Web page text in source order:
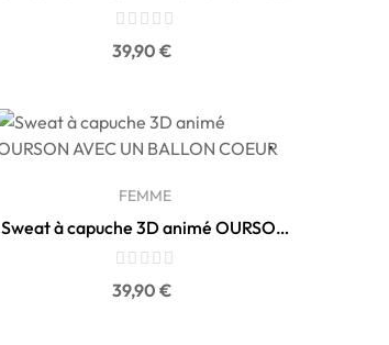
MAN
Prix
39,90 €
FEMME
Sweat à capuche 3D animé OURSON
AVEC UN BALLON...
Prix
39,90 €